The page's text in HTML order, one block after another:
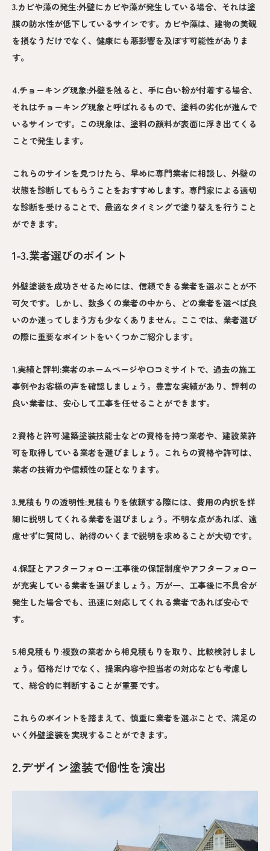
3.カビや藻の発生:外壁にカビや藻が発生している場合、それは塗
膜の防水性が低下しているサインです。カビや藻は、建物の美観
を損なうだけでなく、健康にも悪影響を及ぼす可能性がありま
す。
4.チョーキング現象:外壁を触ると、手に白い粉が付着する場合、
それはチョーキング現象と呼ばれるもので、塗料の劣化が進んで
いるサインです。この現象は、塗料の顔料が表面に浮き出てくる
ことで発生します。
これらのサインを見つけたら、早めに専門業者に相談し、外壁の
状態を診断してもらうことをおすすめします。専門家による適切
な診断を受けることで、最適なタイミングで塗り替えを行うこと
ができます。
1-3.業者選びのポイント
外壁塗装を成功させるためには、信頼できる業者を選ぶことが不
可欠です。しかし、数多くの業者の中から、どの業者を選べば良
いのか迷ってしまう方も少なくありません。ここでは、業者選び
の際に重要なポイントをいくつかご紹介します。
1.実績と評判:業者のホームページや口コミサイトで、過去の施工
事例やお客様の声を確認しましょう。豊富な実績があり、評判の
良い業者は、安心して工事を任せることができます。
2.資格と許可:建築塗装技能士などの資格を持つ業者や、建設業許
可を取得している業者を選びましょう。これらの資格や許可は、
業者の技術力や信頼性の証となります。
3.見積もりの透明性:見積もりを依頼する際には、費用の内訳を詳
細に説明してくれる業者を選びましょう。不明な点があれば、遠
慮せずに質問し、納得のいくまで説明を求めることが大切です。
4.保証とアフターフォロー:工事後の保証制度やアフターフォロー
が充実している業者を選びましょう。万が一、工事後に不具合が
発生した場合でも、迅速に対応してくれる業者であれば安心で
す。
5.相見積もり:複数の業者から相見積もりを取り、比較検討しまし
ょう。価格だけでなく、提案内容や担当者の対応なども考慮し
て、総合的に判断することが重要です。
これらのポイントを踏まえて、慎重に業者を選ぶことで、満足の
いく外壁塗装を実現することができます。
2.デザイン塗装で個性を演出